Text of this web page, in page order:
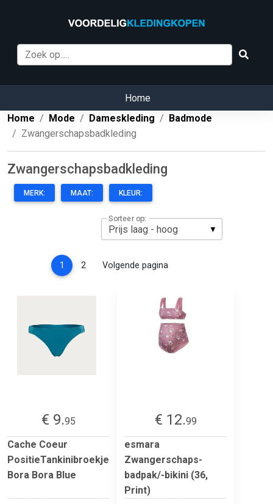
Home
Home
Mode Dameskleding
Badmode
Zwangerschapsbadkleding
Zwangerschapsbadkleding
MERK: MAAT: KLEUR:
Sorteer op:
1 (current)
2 Volgende pagina
€ 9.95
Cache Coeur
PositieTankinibroekje
Bora Bora Blue
€ 12.99
esmara
Zwangerschaps-
badpak/-bikini (36,
Print)